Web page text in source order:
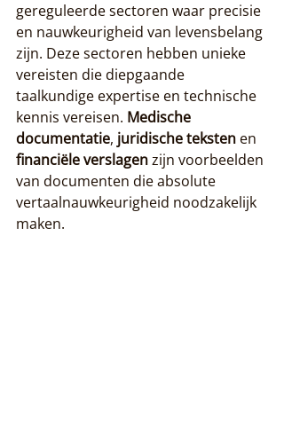
gereguleerde sectoren waar precisie
en nauwkeurigheid van levensbelang
zijn. Deze sectoren hebben unieke
vereisten die diepgaande
taalkundige expertise en technische
kennis vereisen. Medische
documentatie, juridische teksten en
financiële verslagen zijn voorbeelden
van documenten die absolute
vertaalnauwkeurigheid noodzakelijk
maken.